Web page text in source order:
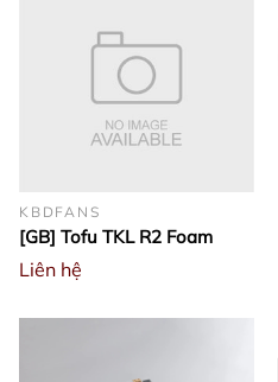
KBDFANS
[GB] Tofu TKL R2 Foam
Liên hệ